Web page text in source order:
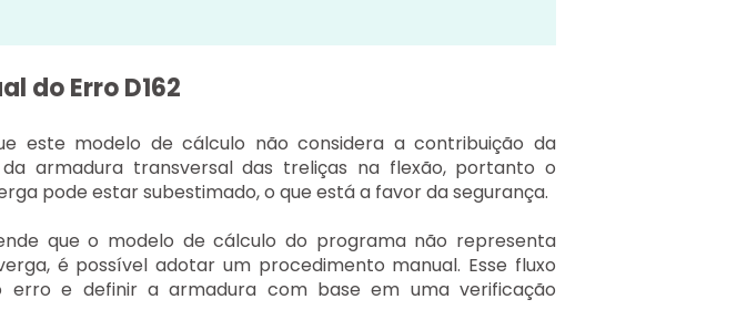
do Erro D162
este modelo de cálculo não considera a contribuição da
armadura transversal das treliças na flexão, portanto o
pode estar subestimado, o que está a favor da segurança.
que o modelo de cálculo do programa não representa
é possível adotar um procedimento manual. Esse fluxo
erro e definir a armadura com base em uma verificação